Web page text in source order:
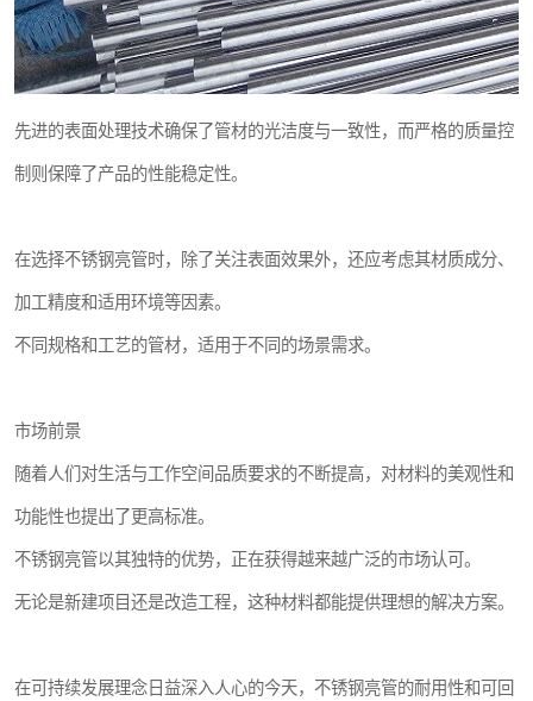
先进的表面处理技术确保了管材的光洁度与一致性，而严格的质量控
制则保障了产品的性能稳定性。
在选择不锈钢亮管时，除了关注表面效果外，还应考虑其材质成分、
加工精度和适用环境等因素。
不同规格和工艺的管材，适用于不同的场景需求。
市场前景
随着人们对生活与工作空间品质要求的不断提高，对材料的美观性和
功能性也提出了更高标准。
不锈钢亮管以其独特的优势，正在获得越来越广泛的市场认可。
无论是新建项目还是改造工程，这种材料都能提供理想的解决方案。
在可持续发展理念日益深入人心的今天，不锈钢亮管的耐用性和可回